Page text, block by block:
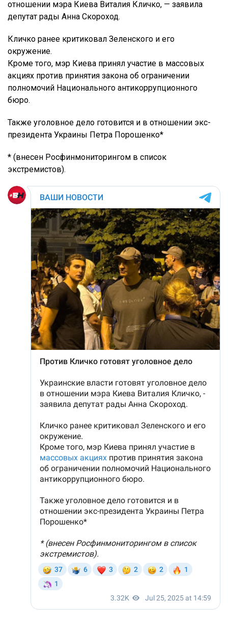
отношении мэра Киева Виталия Кличко, — заявила
депутат рады Анна Скороход.
Кличко ранее критиковал Зеленского и его
окружение.
Кроме того, мэр Киева принял участие в массовых
акциях против принятия закона об ограничении
полномочий Национального антикоррупционного
бюро.
Также уголовное дело готовится и в отношении экс-
президента Украины Петра Порошенко*
* (внесен Росфинмониторингом в список
экстремистов).